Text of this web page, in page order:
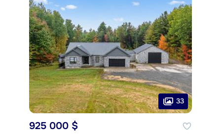
33
925 000 $